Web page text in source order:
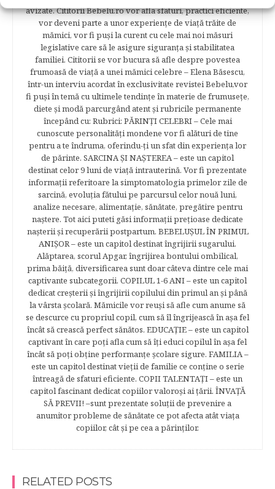
avizate. Cititorii Bebelu.ro vor afla sfaturi, practici eficiente,
vor deveni parte a unor experienţe de viaţă trăite de
mămici, vor fi puşi la curent cu cele mai noi măsuri
legislative care să le asigure siguranţa şi stabilitatea
familiei. Cititorii se vor bucura să afle despre povestea
frumoasă de viață a unei mămici celebre – Elena Băsescu,
într-un interviu acordat în exclusivitate revistei Bebelu,vor
fi puşi în temă cu ultimele tendinţe în materie de frumuseţe,
diete şi modă parcurgând atent şi rubricile permanente
începând cu: Rubrici: PĂRINŢI CELEBRI – Cele mai
cunoscute personalităţi mondene vor fi alături de tine
pentru a te îndruma, oferindu-ţi un sfat din experienţa lor
de părinte. SARCINA ŞI NAŞTEREA – este un capitol
destinat celor 9 luni de viaţă intrauterină. Vor fi prezentate
informaţii referitoare la simptomatologia primelor zile de
sarcină, evoluţia fătului pe parcursul celor nouă luni,
analize necesare, alimentaţie, sănătate, pregătire pentru
naştere. Tot aici puteti găsi informaţii preţioase dedicate
naşterii şi recuperării postpartum. BEBELUŞUL ÎN PRIMUL
ANIŞOR – este un capitol destinat îngrijirii sugarului.
Alăptarea, scorul Apgar, îngrijirea bontului ombilical,
prima băiţă, diversificarea sunt doar câteva dintre cele mai
captivante subcategorii. COPILUL 1-6 ANI – este un capitol
dedicat creşterii şi îngrijirii copilului din primul an şi până
la vârsta şcolară. Mămicile vor reuşi să afle cum anume să
se descurce cu propriul copil, cum să îl îngrijească în aşa fel
încât să crească perfect sănătos. EDUCAŢIE – este un capitol
captivant în care poţi afla cum să îţi educi copilul în aşa fel
încât să poţi obţine performanţe şcolare sigure. FAMILIA –
este un capitol destinat vieţii de familie ce conţine o serie
întreagă de sfaturi eficiente. COPII TALENTAŢI – este un
capitol fascinant dedicat copiilor valoroși ai țării. ÎNVAŢĂ
SĂ PREVII! –sunt prezentate soluţii de prevenire a
anumitor probleme de sănătate ce pot afecta atât viaţa
copiilor, cât şi pe cea a părinţilor.
RELATED POSTS